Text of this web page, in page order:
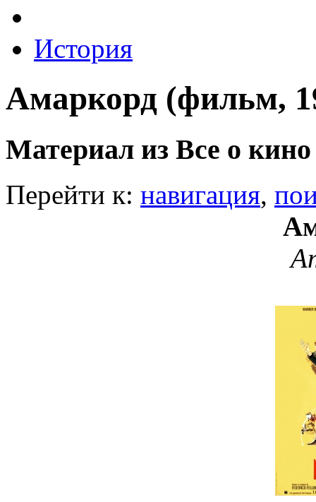
История
Амаркорд (фильм,
Материал из Все о кино
Перейти к: навигация,